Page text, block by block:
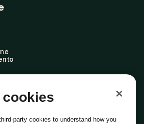
cookies
party cookies to understand how you